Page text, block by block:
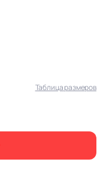
Таблица размеров